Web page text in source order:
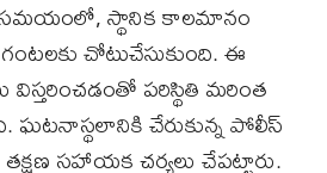
సమయంలో, స్థానిక కాలమానం
గంటలకు చోటుచేసుకుంది. ఈ
పరిస్థితి మరింత
చేరుకున్న పోలీస్
సహాయక చర్యలు చేపట్టారు.